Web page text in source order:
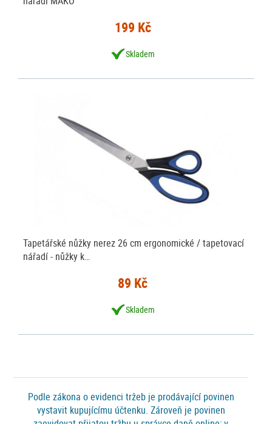
199 Kč
Skladem
Tapetářské nůžky nerez 26 cm ergonomické / tapetovací
nářadí - nůžky k…
89 Kč
Skladem
Podle zákona o evidenci tržeb je prodávající povinen
vystavit kupujícímu účtenku. Zároveň je povinen